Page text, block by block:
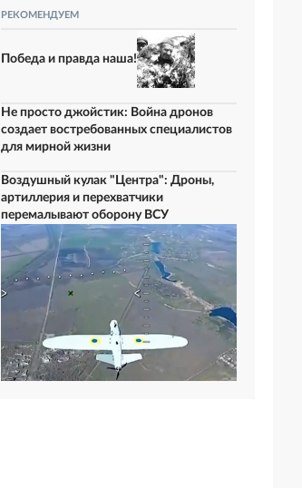
РЕКОМЕНДУЕМ
Победа и правда наша!
Не просто джойстик: Война дронов
создает востребованных специалистов
для мирной жизни
Воздушный кулак "Центра": Дроны,
артиллерия и перехватчики
перемалывают оборону ВСУ